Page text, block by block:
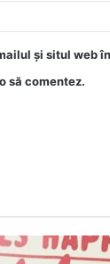
și situl web
să comentez.